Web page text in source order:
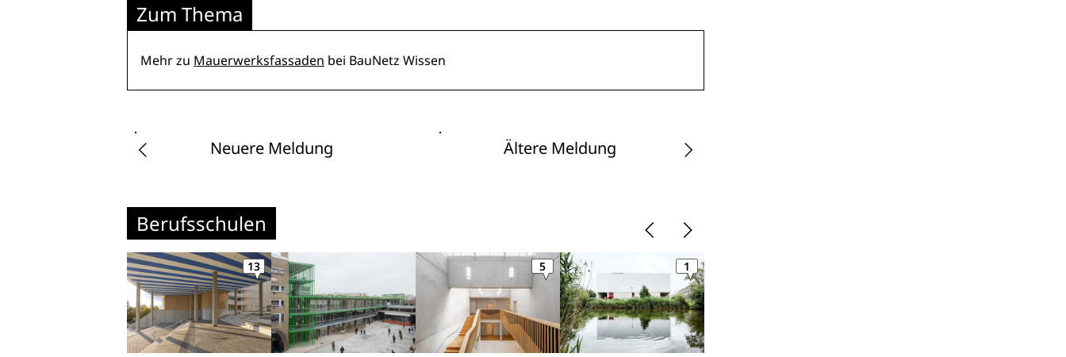
Zum Thema
Mehr zu Mauerwerksfassaden bei BauNetz Wissen
Neuere Meldung Ältere Meldung
Berufsschulen
13 5 1